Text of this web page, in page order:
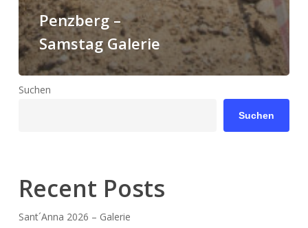
Penzberg –
Samstag Galerie
Suchen
Suchen
Recent Posts
Sant´Anna 2026 – Galerie